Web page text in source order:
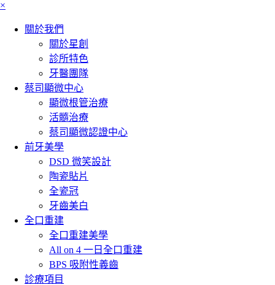
×
關於我們
關於星創
診所特色
牙醫團隊
蔡司顯微中心
顯微根管治療
活髓治療
蔡司顯微認證中心
前牙美學
DSD 微笑設計
陶瓷貼片
全瓷冠
牙齒美白
全口重建
全口重建美學
All on 4 一日全口重建
BPS 吸附性義齒
診療項目